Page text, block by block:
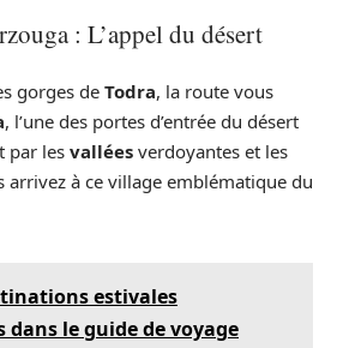
: L’appel du désert
gorges de Todra, la route vous
, l’une des portes d’entrée du désert
par les vallées verdoyantes et les
arrivez à ce village emblématique du
estivales
le guide de voyage